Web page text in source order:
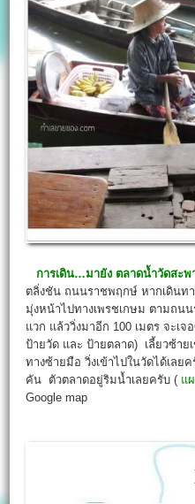
การเดิน…มายัง ตลาดน้ำวัดสะพ
ตลิ่งชัน ถนนราชพฤกษ์ หากเดินท
มุ่งหน้าไปทางเพรชเกษม ตามถน
แวก แล้ววิ่งมาอีก 100 เมตร จะเ
ป้ายวัด และ ป้ายตลาด) เลี้ยวซ้าย
ทางซ้ายมือ วิ่งเข้าไปในวัดได้เล
คัน ตัวตลาดอยู่ริมน้ำเลยครับ ( แ
Google map